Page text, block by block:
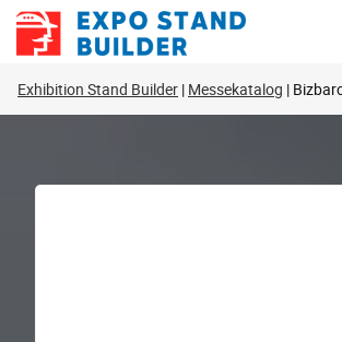
Zum
Inhalt
Exhibition Stand Builder Messekatalog